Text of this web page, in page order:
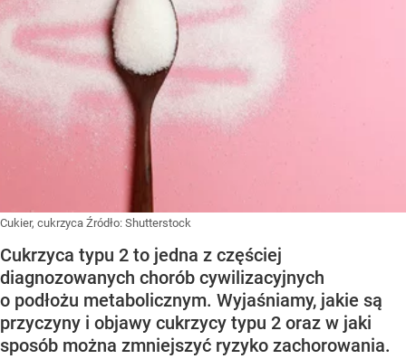
Cukier, cukrzyca Źródło: Shutterstock
Cukrzyca typu 2 to jedna z częściej
diagnozowanych chorób cywilizacyjnych
o podłożu metabolicznym. Wyjaśniamy, jakie są
przyczyny i objawy cukrzycy typu 2 oraz w jaki
sposób można zmniejszyć ryzyko zachorowania.